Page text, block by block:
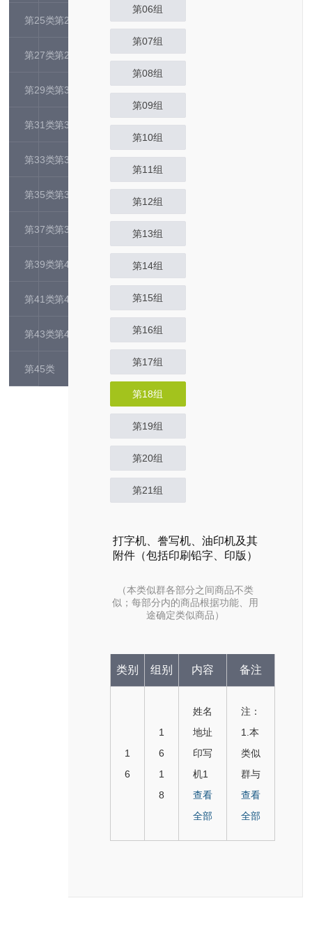
第25类第26类
第27类第28类
第29类第30类
第31类第32类
第33类第34类
第35类第36类
第37类第38类
第39类第40类
第41类第42类
第43类第44类
第45类
第06组
第07组
第08组
第09组
第10组
第11组
第12组
第13组
第14组
第15组
第16组
第17组
第18组
第19组
第20组
第21组
打字机、誊写机、油印机及其
附件（包括印刷铅字、印版）
（本类似群各部分之间商品不类
似；每部分内的商品根据功能、用
途确定类似商品）
类别 组别 内容 备注
1
6
1
6
1
8
姓名
地址
印写
机1
600
0
查看
全部
注：
1.本
类似
群与
161
1家
查看
全部